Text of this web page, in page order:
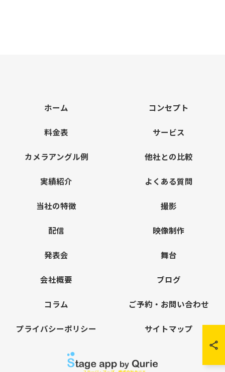
ホーム コンセプト
料金表 サービス
カメラアングル例 他社との比較
実績紹介 よくある質問
当社の特徴 撮影
配信 映像制作
発表会 舞台
会社概要 ブログ
コラム ご予約・お問い合わせ
プライバシーポリシー サイトマップ